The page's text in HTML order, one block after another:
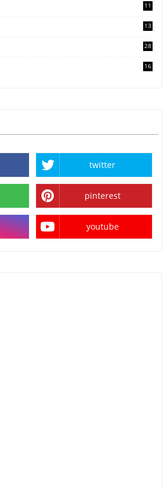
11
13
28
16
twitter
pinterest
youtube